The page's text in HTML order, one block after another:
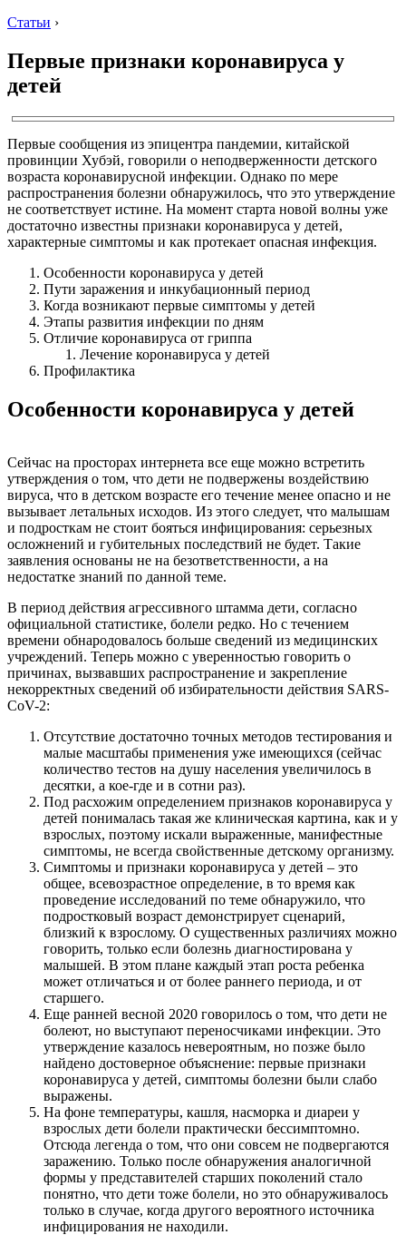
Статьи ›
Первые признаки коронавируса у
детей
Первые сообщения из эпицентра пандемии, китайской
провинции Хубэй, говорили о неподверженности детского
возраста коронавирусной инфекции. Однако по мере
распространения болезни обнаружилось, что это утверждение
не соответствует истине. На момент старта новой волны уже
достаточно известны признаки коронавируса у детей,
характерные симптомы и как протекает опасная инфекция.
Особенности коронавируса у детей
Пути заражения и инкубационный период
Когда возникают первые симптомы у детей
Этапы развития инфекции по дням
Отличие коронавируса от гриппа
Лечение коронавируса у детей
Профилактика
Особенности коронавируса у детей
Сейчас на просторах интернета все еще можно встретить
утверждения о том, что дети не подвержены воздействию
вируса, что в детском возрасте его течение менее опасно и не
вызывает летальных исходов. Из этого следует, что малышам
и подросткам не стоит бояться инфицирования: серьезных
осложнений и губительных последствий не будет. Такие
заявления основаны не на безответственности, а на
недостатке знаний по данной теме.
В период действия агрессивного штамма дети, согласно
официальной статистике, болели редко. Но с течением
времени обнародовалось больше сведений из медицинских
учреждений. Теперь можно с уверенностью говорить о
причинах, вызвавших распространение и закрепление
некорректных сведений об избирательности действия SARS-
CoV-2:
Отсутствие достаточно точных методов тестирования и
малые масштабы применения уже имеющихся (сейчас
количество тестов на душу населения увеличилось в
десятки, а кое-где и в сотни раз).
Под расхожим определением признаков коронавируса у
детей понималась такая же клиническая картина, как и у
взрослых, поэтому искали выраженные, манифестные
симптомы, не всегда свойственные детскому организму.
Симптомы и признаки коронавируса у детей – это
общее, всевозрастное определение, в то время как
проведение исследований по теме обнаружило, что
подростковый возраст демонстрирует сценарий,
близкий к взрослому. О существенных различиях можно
говорить, только если болезнь диагностирована у
малышей. В этом плане каждый этап роста ребенка
может отличаться и от более раннего периода, и от
старшего.
Еще ранней весной 2020 говорилось о том, что дети не
болеют, но выступают переносчиками инфекции. Это
утверждение казалось невероятным, но позже было
найдено достоверное объяснение: первые признаки
коронавируса у детей, симптомы болезни были слабо
выражены.
На фоне температуры, кашля, насморка и диареи у
взрослых дети болели практически бессимптомно.
Отсюда легенда о том, что они совсем не подвергаются
заражению. Только после обнаружения аналогичной
формы у представителей старших поколений стало
понятно, что дети тоже болели, но это обнаруживалось
только в случае, когда другого вероятного источника
инфицирования не находили.